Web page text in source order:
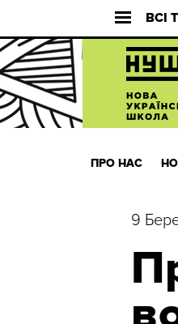
ВСІ
ПРО НАС
9